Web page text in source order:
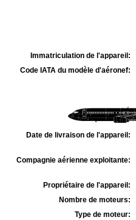
Immatriculation de l'appareil:
Code IATA du modèle d'aéronef:
Date de livraison de l'appareil:
Compagnie aérienne exploitante:
Propriétaire de l'appareil:
Nombre de moteurs:
Type de moteur: